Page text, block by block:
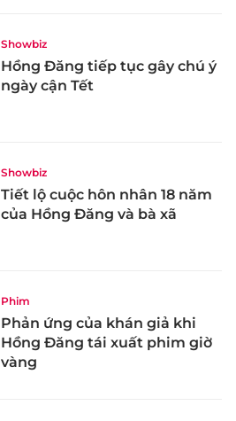
Showbiz
Hồng Đăng tiếp tục gây chú ý
ngày cận Tết
Showbiz
Tiết lộ cuộc hôn nhân 18 năm
của Hồng Đăng và bà xã
Phim
Phản ứng của khán giả khi
Hồng Đăng tái xuất phim giờ
vàng